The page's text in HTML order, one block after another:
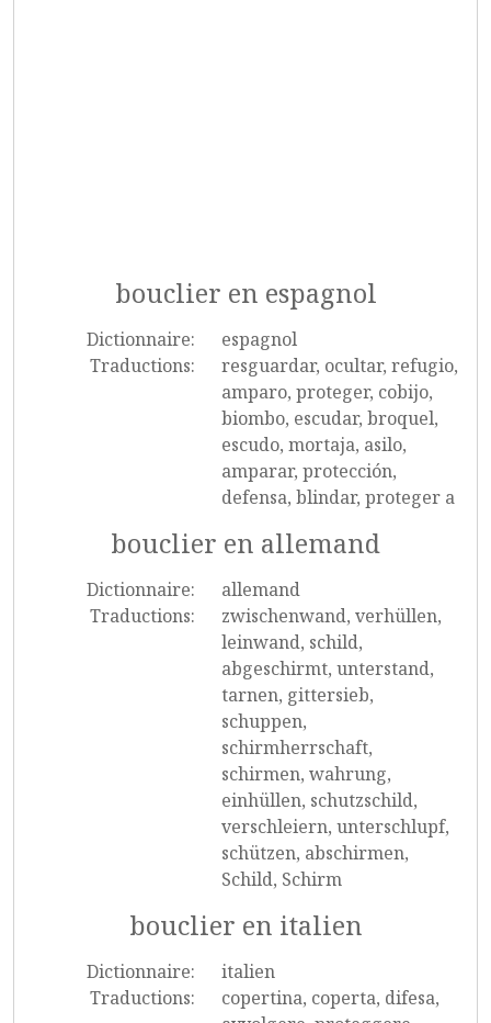
bouclier en espagnol
Dictionnaire:
espagnol
Traductions:
resguardar, ocultar, refugio,
amparo, proteger, cobijo,
biombo, escudar, broquel,
escudo, mortaja, asilo,
amparar, protección,
defensa, blindar, proteger a
bouclier en allemand
Dictionnaire:
allemand
Traductions:
zwischenwand, verhüllen,
leinwand, schild,
abgeschirmt, unterstand,
tarnen, gittersieb,
schuppen,
schirmherrschaft,
schirmen, wahrung,
einhüllen, schutzschild,
verschleiern, unterschlupf,
schützen, abschirmen,
Schild, Schirm
bouclier en italien
Dictionnaire:
italien
Traductions:
copertina, coperta, difesa,